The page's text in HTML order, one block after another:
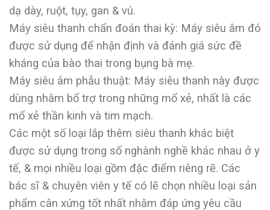
dạ dày, ruột, tụy, gan & vú.
Máy siêu thanh chẩn đoán thai kỳ: Máy siêu âm đó
được sử dụng để nhận định và đánh giá sức đề
kháng của bào thai trong bụng bà mẹ.
Máy siêu âm phẫu thuật: Máy siêu thanh này được
dùng nhằm bổ trợ trong những mổ xẻ, nhất là các
mổ xẻ thần kinh và tim mạch.
Các một số loại lắp thêm siêu thanh khác biệt
được sử dụng trong số nghành nghề khác nhau ở y
tế, & mọi nhiều loại gồm đặc điểm riêng rẽ. Các
bác sĩ & chuyên viên y tế có lẽ chọn nhiều loại sản
phẩm cân xứng tốt nhất nhằm đáp ứng yêu cầu